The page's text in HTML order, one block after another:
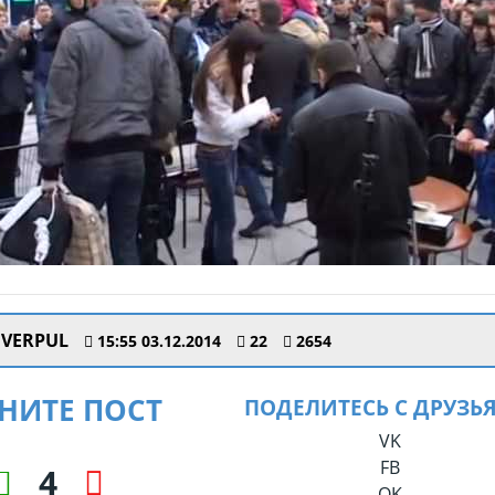
15:55 03.12.2014 22 2654
ПОСТ
4
ПОДЕЛИТЕСЬ С
VK
FB